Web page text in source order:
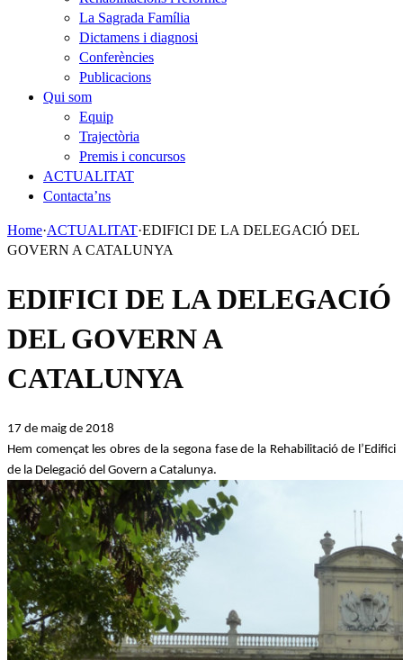
La Sagrada Família
Dictamens i diagnosi
Conferències
Publicacions
Qui som
Equip
Trajectòria
Premis i concursos
ACTUALITAT
Contacta’ns
Home·ACTUALITAT·EDIFICI DE LA DELEGACIÓ DEL
GOVERN A CATALUNYA
EDIFICI DE LA DELEGACIÓ
DEL GOVERN A
CATALUNYA
17 de maig de 2018
Hem començat les obres de la segona fase de la Rehabilitació de l’Edifici
de la Delegació del Govern a Catalunya.